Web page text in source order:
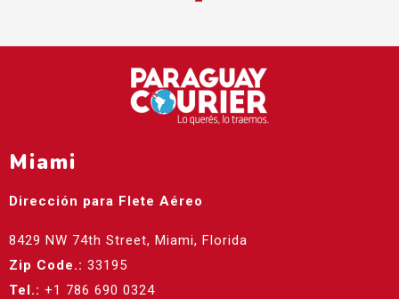
Miami
Dirección para Flete Aéreo
8429 NW 74th Street, Miami, Florida
Zip Code.: 33195
Tel.: +1 786 690 0324